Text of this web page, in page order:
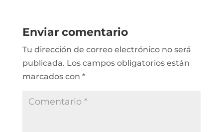
Enviar comentario
Tu dirección de correo electrónico no será
publicada. Los campos obligatorios están
marcados con *